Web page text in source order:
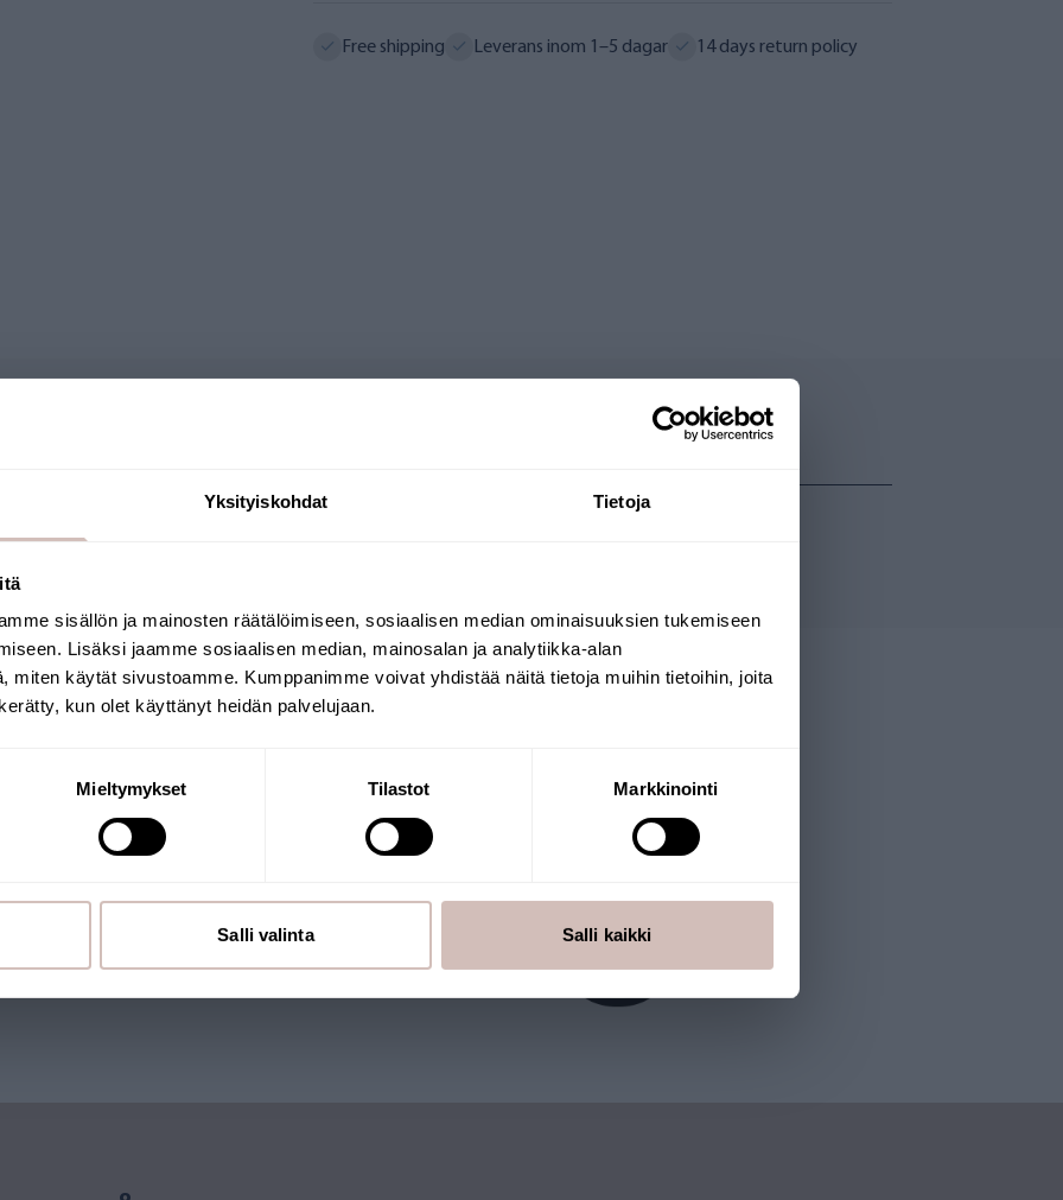
Yksityiskohdat Tietoja
sisällön ja mainosten räätälöimiseen, sosiaalisen median ominaisuuksien tukemiseen
Lisäksi jaamme sosiaalisen median, mainosalan ja analytiikka-alan
miten käytät sivustoamme. Kumppanimme voivat yhdistää näitä tietoja muihin tietoihin, joita
kun olet käyttänyt heidän palvelujaan.
Mieltymykset Tilastot Markkinointi
Salli valinta Salli kaikki
Free shipping Leverans inom 1–5 dagar 14 days return policy
drivs av ett finländskt
av våra produkter har
Välj leveransland och språk för att fortsätta
Leveransland